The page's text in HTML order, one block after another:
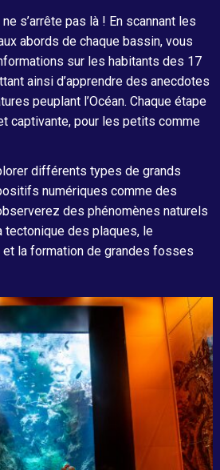
s’arrête pas là ! En scannant les
abords de chaque bassin, vous
sur les habitants des 17
ainsi d’apprendre des anecdotes
peuplant l’Océan. Chaque étape
captivante, pour les petits comme
différents types de grands
numériques comme des
des phénomènes naturels
tectonique des plaques, le
la formation de grandes fosses